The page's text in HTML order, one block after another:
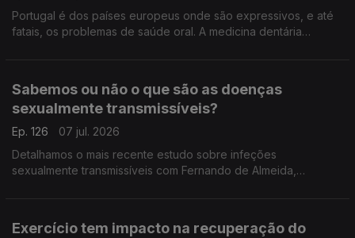
Portugal é dos países europeus onde são expressivos, e até
fatais, os problemas de saúde oral. A medicina dentária
Sabemos ou não o que são as doenças
sexualmente transmissíveis?
Ep. 126
07 jul. 2026
Detalhamos o mais recente estudo sobre infeções
sexualmente transmissíveis com Fernando de Almeida,
Exercício tem impacto na recuperação do